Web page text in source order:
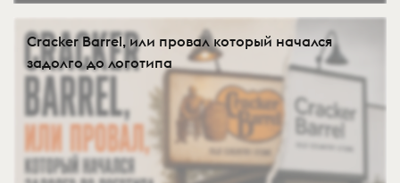
Cracker Barrel, или провал который начался
задолго до логотипа